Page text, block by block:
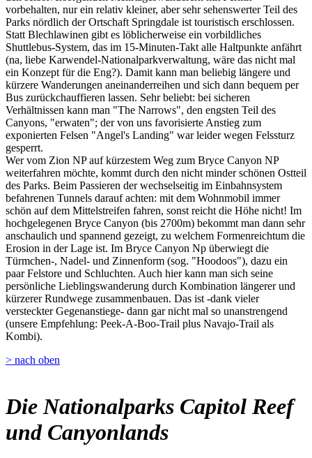
vorbehalten, nur ein relativ kleiner, aber sehr sehenswerter Teil des
Parks nördlich der Ortschaft Springdale ist touristisch erschlossen.
Statt Blechlawinen gibt es löblicherweise ein vorbildliches
Shuttlebus-System, das im 15-Minuten-Takt alle Haltpunkte anfährt
(na, liebe Karwendel-Nationalparkverwaltung, wäre das nicht mal
ein Konzept für die Eng?). Damit kann man beliebig längere und
kürzere Wanderungen aneinanderreihen und sich dann bequem per
Bus zurückchauffieren lassen. Sehr beliebt: bei sicheren
Verhältnissen kann man "The Narrows", den engsten Teil des
Canyons, "erwaten"; der von uns favorisierte Anstieg zum
exponierten Felsen "Angel's Landing" war leider wegen Felssturz
gesperrt.
Wer vom Zion NP auf kürzestem Weg zum Bryce Canyon NP
weiterfahren möchte, kommt durch den nicht minder schönen Ostteil
des Parks. Beim Passieren der wechselseitig im Einbahnsystem
befahrenen Tunnels darauf achten: mit dem Wohnmobil immer
schön auf dem Mittelstreifen fahren, sonst reicht die Höhe nicht! Im
hochgelegenen Bryce Canyon (bis 2700m) bekommt man dann sehr
anschaulich und spannend gezeigt, zu welchem Formenreichtum die
Erosion in der Lage ist. Im Bryce Canyon Np überwiegt die
Türmchen-, Nadel- und Zinnenform (sog. "Hoodoos"), dazu ein
paar Felstore und Schluchten. Auch hier kann man sich seine
persönliche Lieblingswanderung durch Kombination längerer und
kürzerer Rundwege zusammenbauen. Das ist -dank vieler
versteckter Gegenanstiege- dann gar nicht mal so unanstrengend
(unsere Empfehlung: Peek-A-Boo-Trail plus Navajo-Trail als
Kombi).
> nach oben
Die Nationalparks Capitol Reef
und Canyonlands